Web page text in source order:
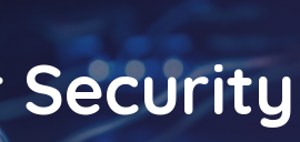
Security